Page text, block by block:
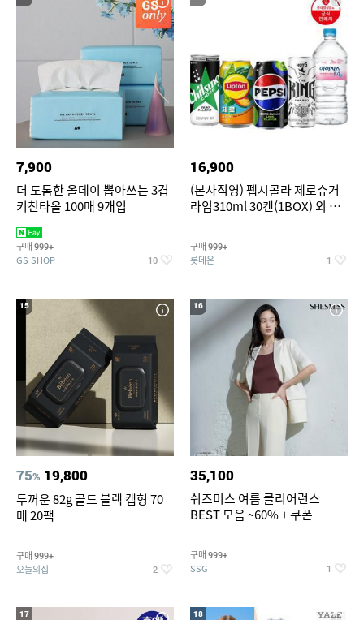
7,900
더 도톰한 올데이 뽑아쓰는 3겹
키친타올 100매 9개입
구매 999+
GS SHOP 10
16,900
(본사직영) 펩시콜라 제로슈거
라임310ml 30캔(1BOX) 외 롯
구매 999+
롯데온 1
15
75% 19,800
두꺼운 82g 골드 블랙 캡형 70
매 20팩
구매 999+
오늘의집 2
16
35,100
쉬즈미스 여름 클리어런스
BEST 모음 ~60% + 쿠폰
구매 999+
SSG 1
17 18